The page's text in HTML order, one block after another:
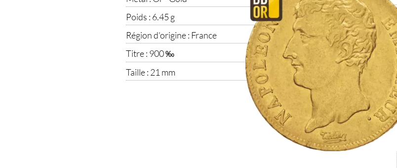
Poids : 6.45 g
Région d'origine : France
Titre : 900 ‰
Taille : 21 mm